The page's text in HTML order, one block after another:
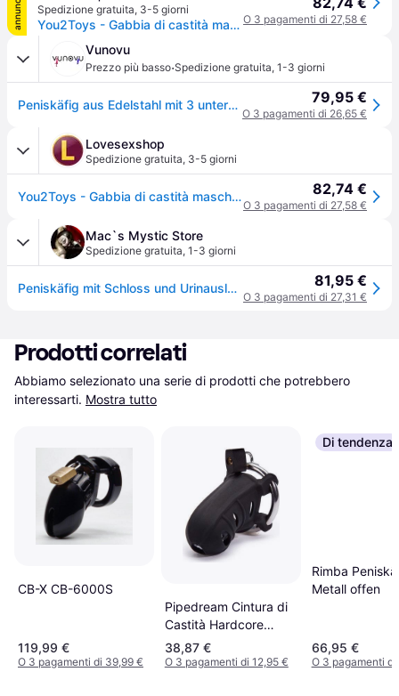
annuncio
Spedizione gratuita, 3-5 giorni
You2Toys - Gabbia di castità maschile - metallo con lucchetto O 3 pagamenti di 27,58 €
Vunovu
Prezzo più basso·Spedizione gratuita, 1-3 giorni
Peniskäfig aus Edelstahl mit 3 unterschiedlich großen Ringen You2Toys Silber 79,95 €
O 3 pagamenti di 26,65 €
Lovesexshop
Spedizione gratuita, 3-5 giorni
You2Toys - Gabbia di castità maschile - metallo con lucchetto 82,74 €
O 3 pagamenti di 27,58 €
Mac`s Mystic Store
Spedizione gratuita, 1-3 giorni
Peniskäfig mit Schloss und Urinauslassung 81,95 €
O 3 pagamenti di 27,31 €
Prodotti correlati
Abbiamo selezionato una serie di prodotti che potrebbero
interessarti. Mostra tutto
CB-X CB-6000S
119,99 €
O 3 pagamenti di 39,99 €
Pipedream Cintura di
Castità Hardcore
Cock Blocker
38,87 €
O 3 pagamenti di 12,95 €
Di tendenza
Rimba
Metall offen
66,95 €
O 3 pagamenti di